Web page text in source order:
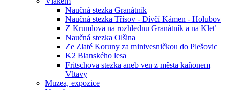
Naučná stezka Granátník
Naučná stezka Třísov - Dívčí Kámen - Holubov
Z Krumlova na rozhlednu Granátník a na Kleť
Naučná stezka Olšina
Ze Zlaté Koruny za minivesničkou do Plešovic
K2 Blanského lesa
Fritschova stezka aneb ven z města kaňonem
Vltavy
Muzea, expozice